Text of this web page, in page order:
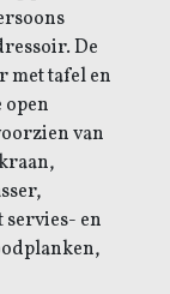
De
met tafel en
open
van
en